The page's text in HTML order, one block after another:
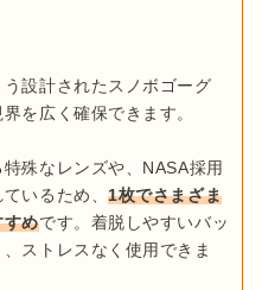
設計されたスノボゴーグ
を広く確保できます。
殊なレンズや、NASA採用
いるため、1枚でさまざま
すめです。着脱しやすいバッ
ストレスなく使用できま